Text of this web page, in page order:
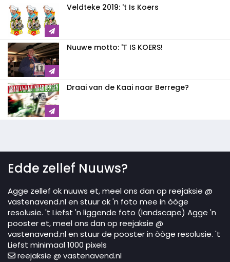
Veldteke 2019: 't Is Koers
Nuuwe motto: 'T IS KOERS!
Draai van de Kaai naar Berrege?
Edde zellef Nuuws?
Agge zellef ok nuuws et, meel ons dan op reejaksie @
vastenavend.nl en stuur ok 'n foto mee in òòge
resolusie. 't Liefst 'n liggende foto (landscape) Agge 'n
pooster et, meel ons dan op reejaksie @
vastenavend.nl en stuur de pooster in òòge resolusie. 't
Liefst minimaal 1000 pixels
reejaksie @ vastenavend.nl